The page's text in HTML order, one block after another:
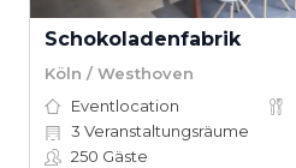
Schokoladenfabrik
Köln / Westhoven
Eventlocation
3 Veranstaltungsräume
250 Gäste